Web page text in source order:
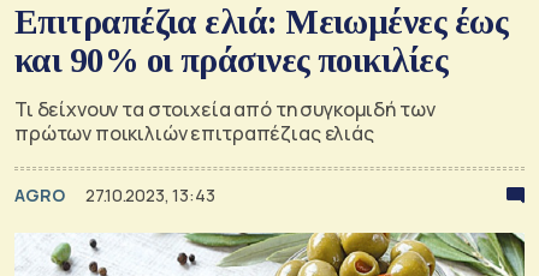
Επιτραπέζια ελιά: Μειωμένες έως
και 90% οι πράσινες ποικιλίες
Τι δείχνουν τα στοιχεία από τη συγκομιδή των
πρώτων ποικιλιών επιτραπέζιας ελιάς
AGRO 27.10.2023, 13:43